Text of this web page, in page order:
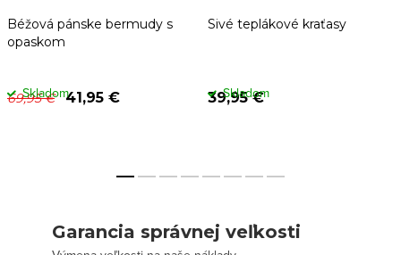
Béžová pánske bermudy s
opaskom
69,95 € 41,95 €
Skladom
Sivé teplákové kraťasy
39,95 €
Skladom
Garancia správnej veľkosti